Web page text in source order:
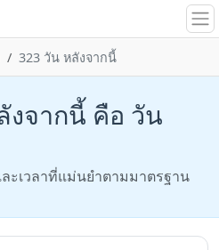
323 วัน หลังจากนี้
งจากนี้ คือ วัน
ะเวลาที่แม่นยำตามมาตรฐาน